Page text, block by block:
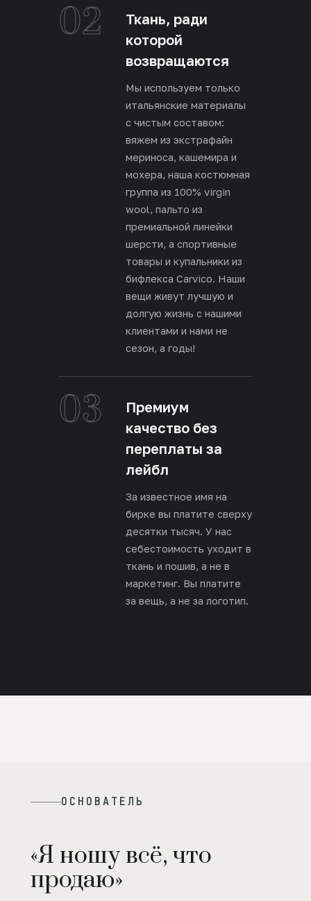
02
Ткань, ради
которой
возвращаются
Мы используем только
итальянские материалы
с чистым составом:
вяжем из экстрафайн
мериноса, кашемира и
мохера, наша костюмная
группа из 100% virgin
wool, пальто из
премиальной линейки
шерсти, а спортивные
товары и купальники из
бифлекса Carvico. Наши
вещи живут лучшую и
долгую жизнь с нашими
клиентами и нами не
сезон, а годы!
03
Премиум
качество без
переплаты за
лейбл
За известное имя на
бирке вы платите сверху
десятки тысяч. У нас
себестоимость уходит в
ткань и пошив, а не в
маркетинг. Вы платите
за вещь, а не за логотип.
ОСНОВАТЕЛЬ
«Я ношу всё, что
продаю»